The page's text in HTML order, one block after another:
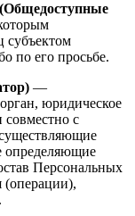
субъектом
по его просьбе.
—
юридическое
совместно с
определяющие
Персональных
(операции),